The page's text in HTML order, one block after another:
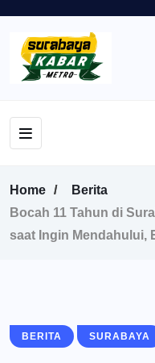
Home
Berita
Bocah 11 Tahun di
saat Ingin Mendahului,
BERITA SURABAYA